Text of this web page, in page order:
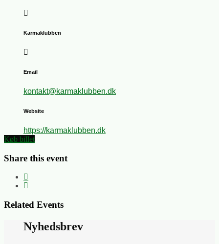
Karmaklubben
Email
kontakt@karmaklubben.dk
Website
https://karmaklubben.dk
Køb billet
Share this event
Related Events
Nyhedsbrev